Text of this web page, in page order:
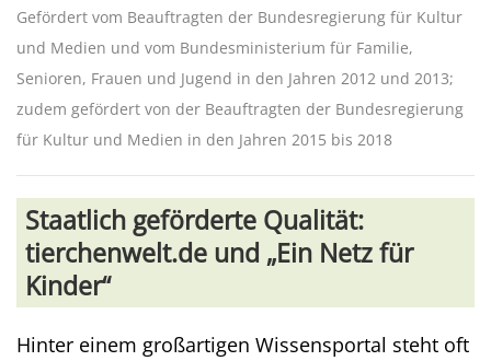
Gefördert vom Beauftragten der Bundesregierung für Kultur
und Medien und vom Bundesministerium für Familie,
Senioren, Frauen und Jugend in den Jahren 2012 und 2013;
zudem gefördert von der Beauftragten der Bundesregierung
für Kultur und Medien in den Jahren 2015 bis 2018
Staatlich geförderte Qualität:
tierchenwelt.de und „Ein Netz für
Kinder“
Hinter einem großartigen Wissensportal steht oft